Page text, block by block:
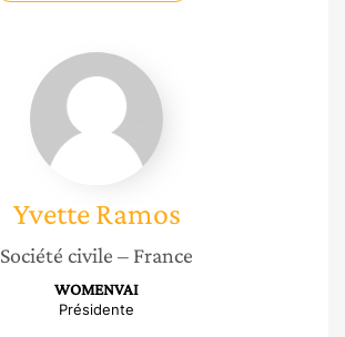
Yvette
Ramos
Yvette Ramos
Société civile – France
WOMENVAI
Présidente